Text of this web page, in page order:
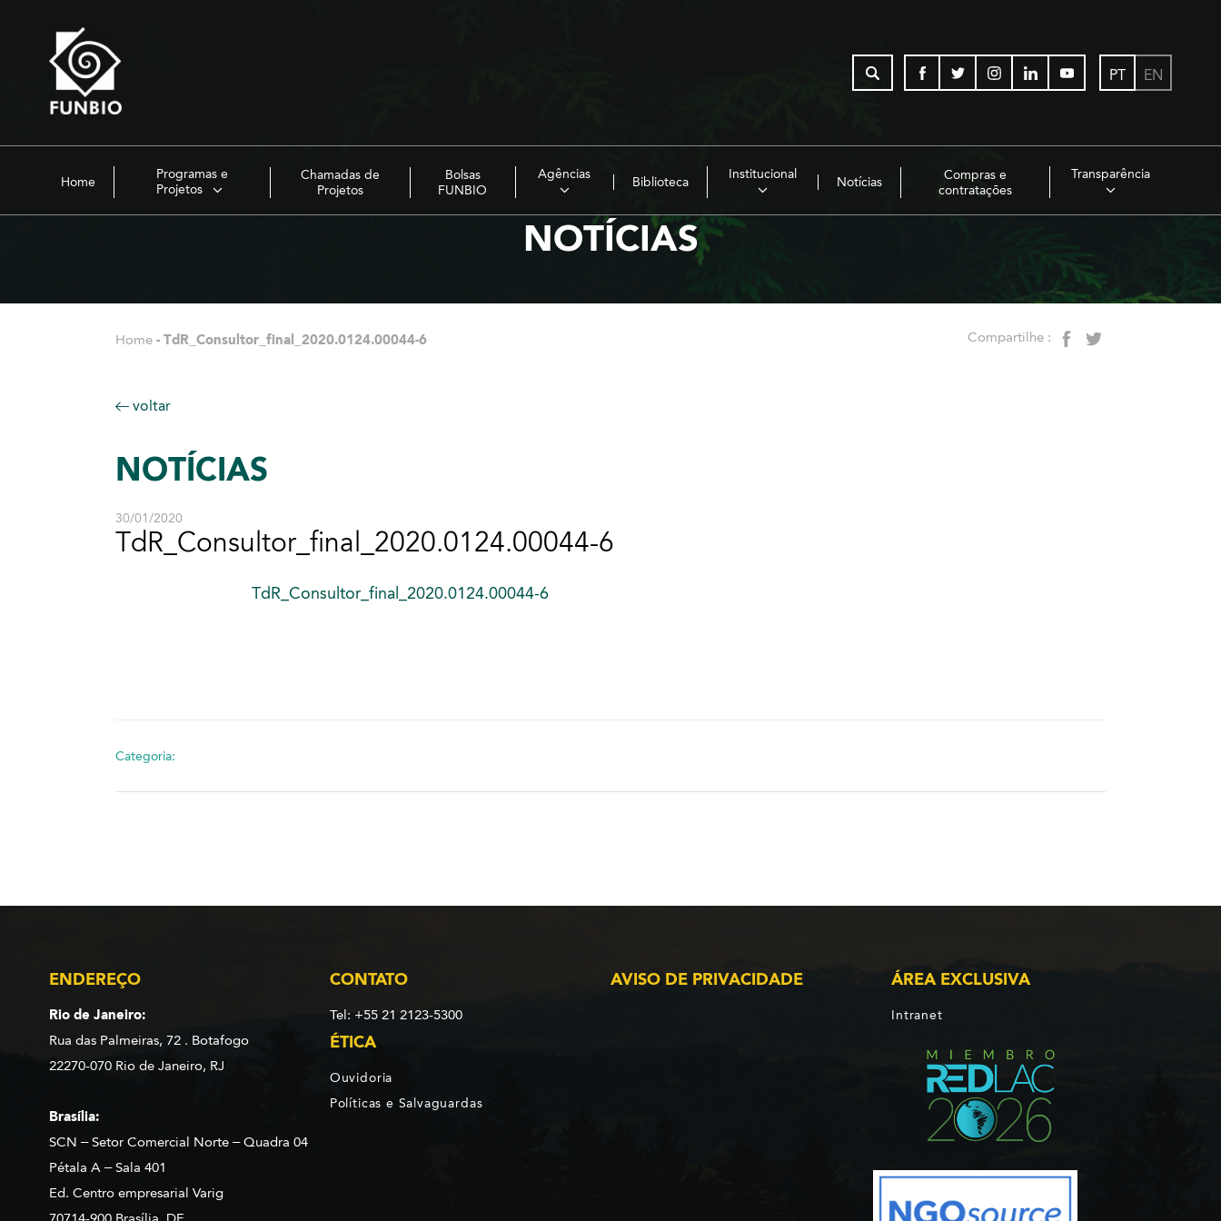
PT EN
Home
Programas e
Projetos
Chamadas de
Projetos
Bolsas
FUNBIO
Agências
Biblioteca
Institucional
Notícias
Compras e
contratações
Transparência
NOTÍCIAS
Home - TdR_Consultor_final_2020.0124.00044-6 Compartilhe :
voltar
NOTÍCIAS
30/01/2020
TdR_Consultor_final_2020.0124.00044-6
TdR_Consultor_final_2020.0124.00044-6
Categoria:
ENDEREÇO
Rio de Janeiro:
Rua das Palmeiras, 72 . Botafogo
22270-070 Rio de Janeiro, RJ
Brasília:
SCN – Setor Comercial Norte – Quadra 04
Pétala A – Sala 401
Ed. Centro empresarial Varig
CONTATO
Tel: +55 21 2123-5300
AVISO DE PRIVACIDADE ÁREA EXCLUSIVA
Intranet
ÉTICA
Ouvidoria
Políticas e Salvaguardas